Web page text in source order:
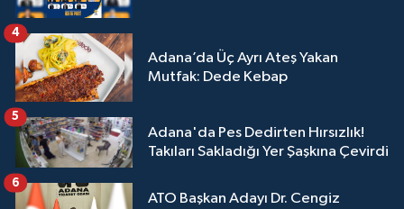
Adana’da Üç Ayrı Ateş Yakan
Mutfak: Dede Kebap
4
Adana'da Pes Dedirten Hırsızlık!
Takıları Sakladığı Yer Şaşkına Çevirdi
5
ATO Başkan Adayı Dr. Cengiz
6